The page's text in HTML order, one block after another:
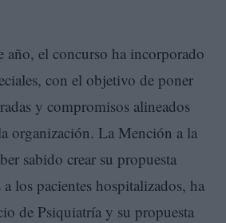
año, el concurso ha incorporado
con el objetivo de poner
y compromisos alineados
organización. La Mención a la
sabido crear su propuesta
los pacientes hospitalizados, ha
de Psiquiatría y su propuesta